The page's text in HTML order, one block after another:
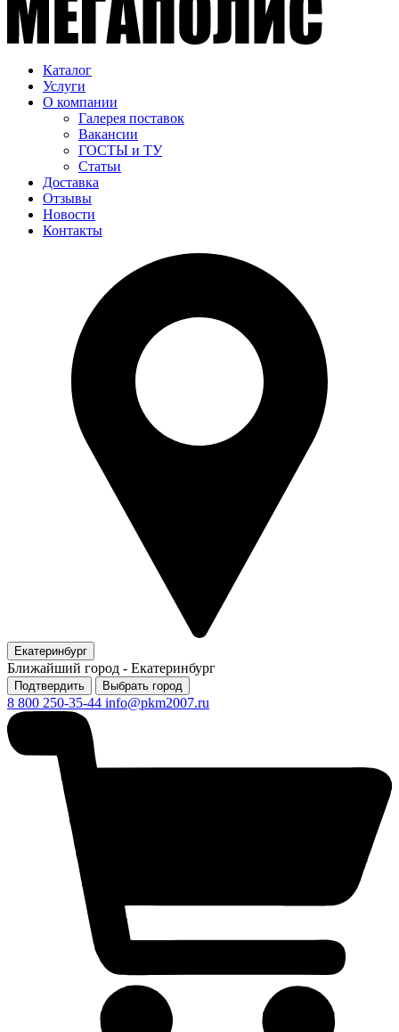
Каталог
Услуги
О компании
Галерея поставок
Вакансии
ГОСТЫ и ТУ
Статьи
Доставка
Отзывы
Новости
Контакты
Екатеринбург
Ближайший город - Екатеринбург
Подтвердить Выбрать город
8 800 250-35-44 info@pkm2007.ru